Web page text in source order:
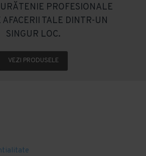
PROFESIONALE
AFACERII TALE DINTR-UN
SINGUR LOC.
VEZI PRODUSELE